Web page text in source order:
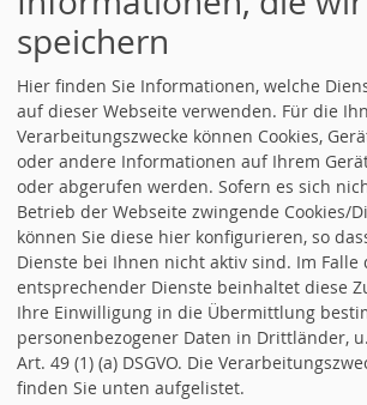
Dialogthemen 2023
Ausbildungssituation
Dialogthemen 2022:
Energieberater
Kommunale
Ein Brunnen für
speichern
Hier finden Sie Informationen, welche
auf dieser Webseite verwenden. Für die
Verarbeitungszwecke können Cookies,
oder andere Informationen auf Ihrem
oder abgerufen werden. Sofern es sich
Betrieb der Webseite zwingende Cookies/
können Sie diese hier konfigurieren, so
Dienste bei Ihnen nicht aktiv sind. Im Falle
entsprechender Dienste beinhaltet diese
Ihre Einwilligung in die Übermittlung
personenbezogener Daten in Drittländer,
Art. 49 (1) (a) DSGVO. Die
finden Sie unten aufgelistet.